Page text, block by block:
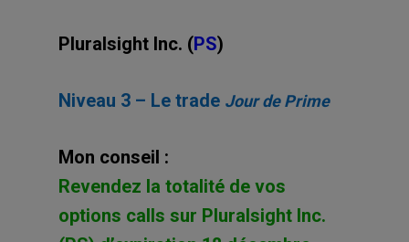
Pluralsight Inc. (PS)
Niveau 3 – Le trade Jour de Prime
Mon conseil :
Revendez la totalité de vos
options calls sur Pluralsight Inc.